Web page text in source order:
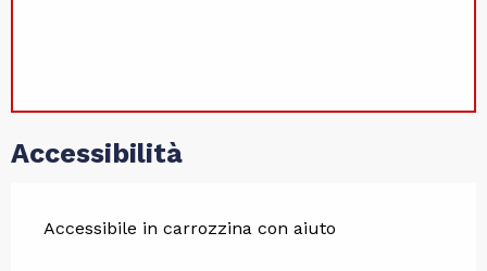
Accessibilità
Accessibile in carrozzina con aiuto